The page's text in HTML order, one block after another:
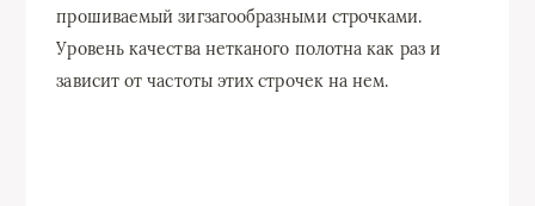
прошиваемый зигзагообразными строчками.
Уровень качества нетканого полотна как раз и
зависит от частоты этих строчек на нем.